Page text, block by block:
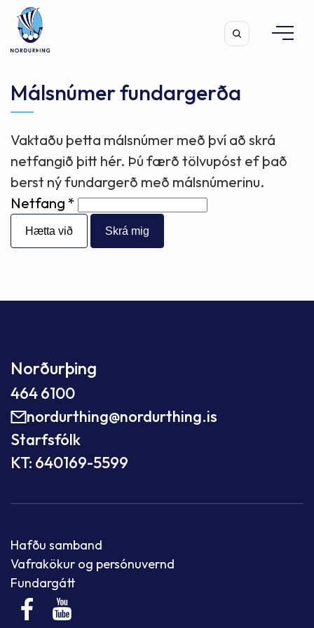
Leita
Málsnúmer fundargerða
Vaktaðu þetta málsnúmer með því að skrá
netfangið þitt hér. Þú færð tölvupóst ef það
berst ný fundargerð með málsnúmerinu.
Netfang
Hætta við
Norðurþing
464 6100
nordurthing@nordurthing.is
Starfsfólk
KT: 640169-5599
Hafðu samband
Vafrakökur og persónuvernd
Fundargátt